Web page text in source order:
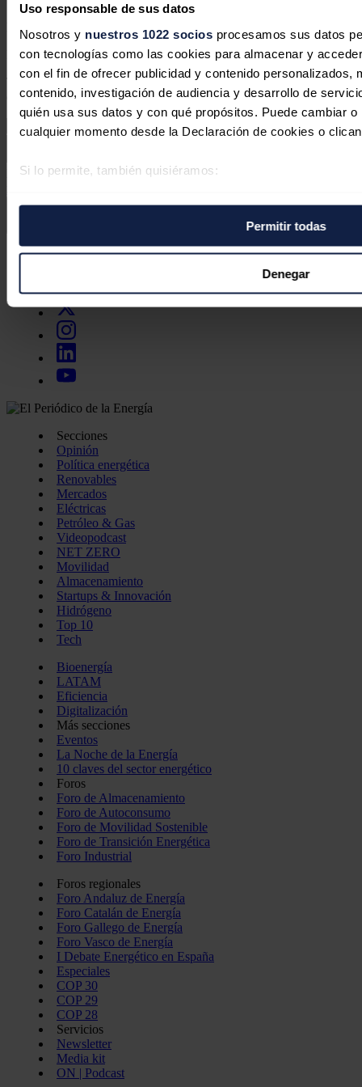
Uso responsable de sus datos
Nosotros y nuestros 1022 sociosprocesamos sus datos
con tecnologías como las cookies para almacenar y
con el fin de ofrecer publicidad y contenido personalizados,
contenido, investigación de audiencia y desarrollo de
quién usa sus datos y con qué propósitos. Puede cambiar
cualquier momento desde la Declaración de cookies o
Si lo permite, también quisiéramos:
Identificar su dispositivo analizándolo activamente
específicas (huellas digitales)
Obtenga más información sobre cómo se procesan sus
preferencias en lasección de datos. Puede cambiar o
momento en la Declaración de cookies.
Las cookies de este sitio web se usan para personalizar el
funciones de redes sociales y analizar el tráfico. Además,
quienes pueden combinarla con otra información que les
recopilado a partir del uso que haya hecho de sus servicios.
Permitir todas
Denegar
No hay comentarios
Deja tu comentario
Tu dirección de correo electrónico no será publicada. Todos los
campos son obligatorios
Este sitio web está protegido por reCAPTCHA y la
Síguenos en redes sociales
Secciones
Opinión
Política energética
Renovables
Mercados
Eléctricas
Petróleo & Gas
Videopodcast
NET ZERO
Movilidad
Almacenamiento
Startups & Innovación
Hidrógeno
Top 10
Tech
Bioenergía
LATAM
Eficiencia
Digitalización
Más secciones
Eventos
La Noche de la Energía
10 claves del sector energético
Foros
Foro de Almacenamiento
Foro de Autoconsumo
Foro de Movilidad Sostenible
Foro de Transición Energética
Foro Industrial
Foros regionales
Foro Andaluz de Energía
Foro Catalán de Energía
Foro Gallego de Energía
Foro Vasco de Energía
I Debate Energético en España
Especiales
COP 30
COP 29
COP 28
Servicios
Newsletter
Media kit
ON | Podcast